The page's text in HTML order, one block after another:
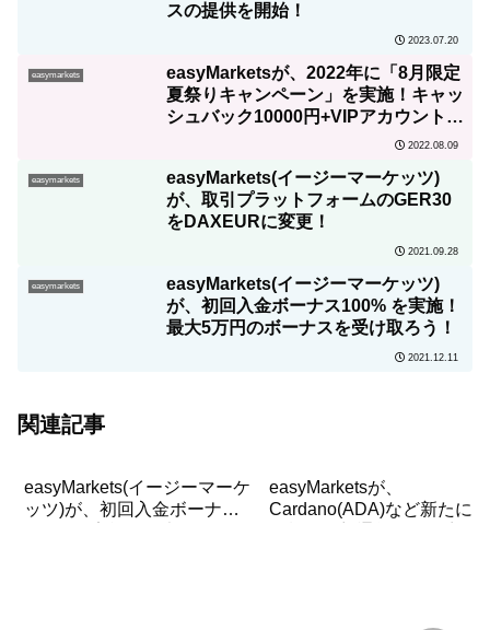
スの提供を開始！
2023.07.20
easymarkets
easyMarketsが、2022年に「8月限定
夏祭りキャンペーン」を実施！キャッ
シュバック10000円+VIPアカウントへ
2022.08.09
easymarkets
easyMarkets(イージーマーケッツ)
が、取引プラットフォームのGER30
をDAXEURに変更！
2021.09.28
easymarkets
easyMarkets(イージーマーケッツ)
が、初回入金ボーナス100% を実施！
最大5万円のボーナスを受け取ろう！
2021.12.11
関連記事
easyMarkets(イージーマーケ
ッツ)が、初回入金ボーナス
easyMarketsが、
Cardano(ADA)など新たに6